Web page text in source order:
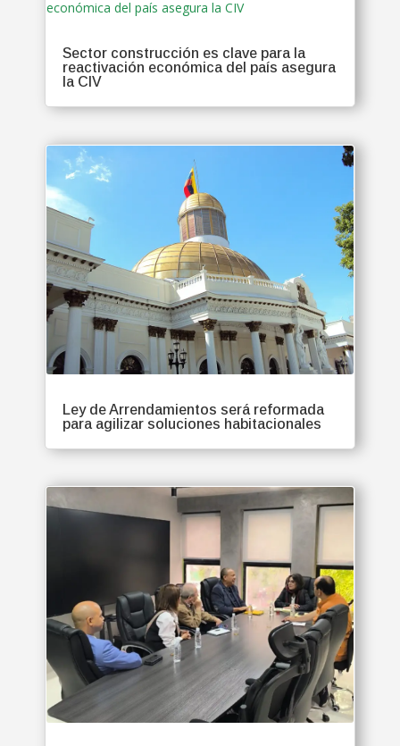
Sector construcción es clave para la
reactivación económica del país asegura
la CIV
Ley de Arrendamientos será reformada
para agilizar soluciones habitacionales